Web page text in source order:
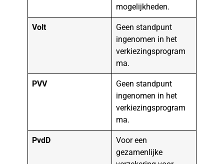
mogelijkheden.
Volt
Geen standpunt
ingenomen in het
verkiezingsprogram
ma.
PVV
Geen standpunt
ingenomen in het
verkiezingsprogram
ma.
PvdD
Voor een
gezamenlijke